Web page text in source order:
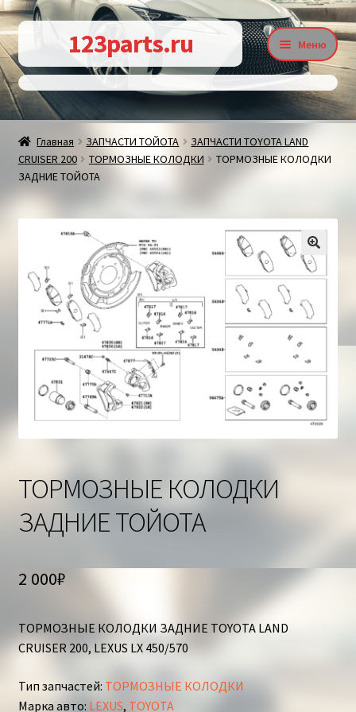
Перейти
к
навигации
Перейти
к
содержимому
123parts.ru Меню
Контакты
Доставка и оплата
Корзина
Главная ЗАПЧАСТИ ТОЙОТА
ЗАПЧАСТИ TOYOTA LAND
CRUISER 200
ТОРМОЗНЫЕ КОЛОДКИ
ТОРМОЗНЫЕ КОЛОДКИ
ЗАДНИЕ ТОЙОТА
🔍
ТОРМОЗНЫЕ КОЛОДКИ
ЗАДНИЕ ТОЙОТА
2 000₽
ТОРМОЗНЫЕ КОЛОДКИ ЗАДНИЕ TOYOTA LAND
CRUISER 200, LEXUS LX 450/570
Тип запчастей: ТОРМОЗНЫЕ КОЛОДКИ
Марка авто: LEXUS, TOYOTA